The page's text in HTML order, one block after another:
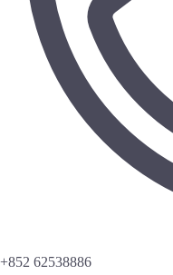
+852 62538886